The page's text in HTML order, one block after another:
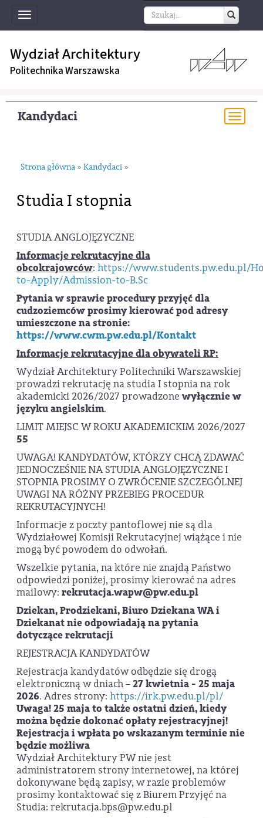
Toggle
navigation
Wydział Architektury
Politechnika Warszawska
Kandydaci
Strona główna » Kandydaci »
Studia I stopnia
STUDIA ANGLOJĘZYCZNE
Informacje rekrutacyjne dla
obcokrajowców: https://www.students.pw.edu.pl/
to-Apply/Admission-to-B.Sc
Pytania w sprawie procedury przyjęć dla
cudzoziemców prosimy kierować pod adresy
umieszczone na stronie:
https://www.cwm.pw.edu.pl/Kontakt
Informacje rekrutacyjne dla obywateli RP:
Wydział Architektury Politechniki Warszawskiej
prowadzi rekrutację na studia I stopnia na rok
akademicki 2026/2027 prowadzonewyłącznie w
języku angielskim.
LIMIT MIEJSC W ROKU AKADEMICKIM 2026/2027
55
UWAGA! KANDYDATÓW, KTÓRZY CHCĄ ZDAWAĆ
JEDNOCZEŚNIE NA STUDIA ANGLOJĘZYCZNE I
STOPNIA PROSIMY O ZWRÓCENIE SZCZEGÓLNEJ
UWAGI NA RÓŻNY PRZEBIEG PROCEDUR
REKRUTACYJNYCH!
Informacje z poczty pantoflowej nie są dla
Wydziałowej Komisji Rekrutacyjnej wiążące i nie
mogą być powodem do odwołań.
Wszelkie pytania, na które nie znajdą Państwo
odpowiedzi poniżej, prosimy kierować na adres
mailowy: rekrutacja.wapw@pw.edu.pl
Dziekan, Prodziekani, Biuro Dziekana WA i
Dziekanat nieodpowiadająna pytania
dotyczące rekrutacji
REJESTRACJA KANDYDATÓW
Rejestracja kandydatów odbędzie się drogą
elektroniczną w dniach –27 kwietnia - 25 maja
2026. Adres strony: https://irk.pw.edu.pl/pl/
Uwaga! 25 maja to także ostatni dzień, kiedy
można będzie dokonać opłaty rejestracyjnej!
Rejestracja i wpłata po wskazanym terminie nie
będzie możliwa
Wydział Architektury PW nie jest
administratorem strony internetowej, na której
dokonywane będą zapisy, w razie problemów
prosimy kontaktować się z Biurem Przyjęć na
Studia: rekrutacja.bps@pw.edu.pl